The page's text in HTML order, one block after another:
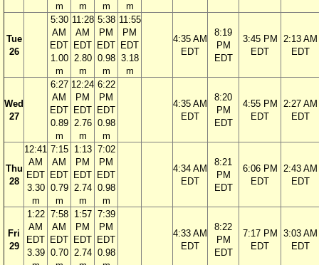
m
m
m
m
Tue
26
5:30
AM
EDT
1.00
m
11:28
AM
EDT
2.80
m
5:38
PM
EDT
0.98
m
11:55
PM
EDT
3.18
m
4:35 AM
EDT
8:19
PM
EDT
3:45 PM
EDT
2:13 AM
EDT
Wed
27
6:27
AM
EDT
0.89
m
12:24
PM
EDT
2.76
m
6:22
PM
EDT
0.98
m
4:35 AM
EDT
8:20
PM
EDT
4:55 PM
EDT
2:27 AM
EDT
Thu
28
12:41
AM
EDT
3.30
m
7:15
AM
EDT
0.79
m
1:13
PM
EDT
2.74
m
7:02
PM
EDT
0.98
m
4:34 AM
EDT
8:21
PM
EDT
6:06 PM
EDT
2:43 AM
EDT
Fri
29
1:22
AM
EDT
3.39
7:58
AM
EDT
0.70
1:57
PM
EDT
2.74
7:39
PM
EDT
0.98
4:33 AM
EDT
8:22
PM
EDT
7:17 PM
EDT
3:03 AM
EDT